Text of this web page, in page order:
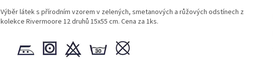
Výběrlátek s přírodním vzorem v zelených, smetanových a růžových odstínech z
kolekce Rivermoore 12 druhů 15x55 cm. Cena za 1ks.